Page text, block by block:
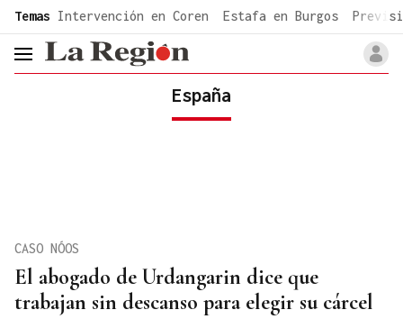
common.go-to-content
Temas Intervención en Coren Estafa en Burgos
header.menu.open
España
El abogado de Urdangarin dice que
trabajan sin descanso para elegir su cárcel
CASO NÓOS